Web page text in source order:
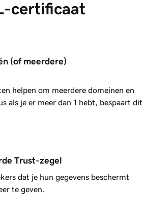
certificaat
(of meerdere)
helpen om meerdere domeinen en
als je er meer dan 1 hebt, bespaart dit
Trust-zegel
dat je hun gegevens beschermt
te geven.